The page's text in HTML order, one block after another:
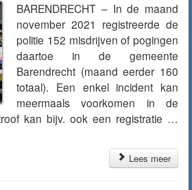
BARENDRECHT – In de maand
november 2021 registreerde de
politie 152 misdrijven of pogingen
daartoe in de gemeente
Barendrecht (maand eerder 160
totaal). Een enkel incident kan
meermaals voorkomen in de
kan bijv. ook een registratie …
Lees meer